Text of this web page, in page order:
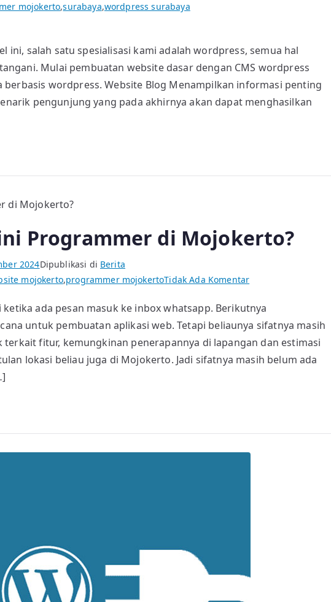
mojokerto,surabaya,wordpress surabaya
ini, salah satu spesialisasi kami adalah wordpress, semua hal
Mulai pembuatan website dasar dengan CMS wordpress
wordpress. Website Blog Menampilkan informasi penting
pengunjung yang pada akhirnya akan dapat menghasilkan
Programmer di Mojokerto?
2024Dipublikasi di Berita
mojokerto,programmer mojokertoTidak Ada Komentarpada
Apakah
ini
Programmer
di
ketika ada pesan masuk ke inbox whatsapp. Berikutnya
untuk pembuatan aplikasi web. Tetapi beliaunya sifatnya masih
terkait fitur, kemungkinan penerapannya di lapangan dan estimasi
lokasi beliau juga di Mojokerto. Jadi sifatnya masih belum ada